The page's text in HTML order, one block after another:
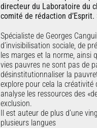
directeur du Laboratoire du
comité de rédaction d’Esprit.
Spécialiste de Georges
d’invisibilisation sociale, de
les marges et la norme, ainsi
vies pauvres ne sont pas de
désinstitutionnaliser la
explore pour cela la créativité
analyse les ressources des
exclusion.
Il est auteur de plus d’une
plusieurs langues